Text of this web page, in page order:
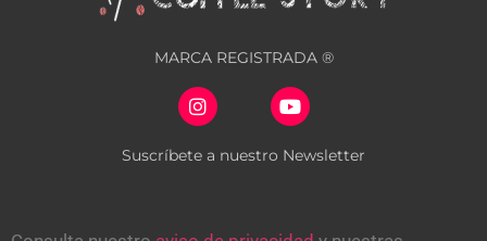
MARCA REGISTRADA ®
Suscríbete a nuestro Newsletter